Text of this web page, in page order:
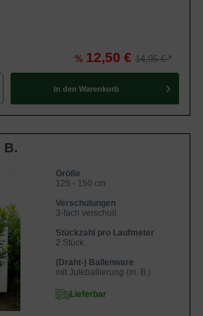
und Verwendungsmöglichkeiten des
'Novita'
bei Prunus laurocerasus
Standort
für Prunus laurocerasus
Prunus laurocerasus 'Novita'
und Falscher Mehltau
durch Frost
% 12,50 € 14,95 €
In den Warenkorb
B.
Größe
125 - 150 cm
Verschulungen
3-fach verschult
Stückzahl pro Laufmeter
2 Stück
(Draht-) Ballenware
mit Juteballierung (m. B.)
Lieferbar